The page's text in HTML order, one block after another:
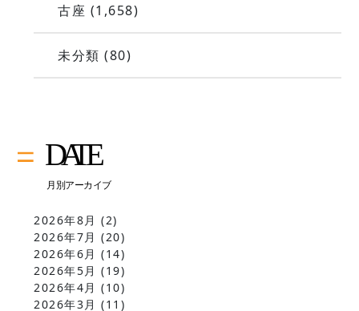
古座 (1,658)
未分類 (80)
2026年8月 (2)
2026年7月 (20)
2026年6月 (14)
2026年5月 (19)
2026年4月 (10)
2026年3月 (11)